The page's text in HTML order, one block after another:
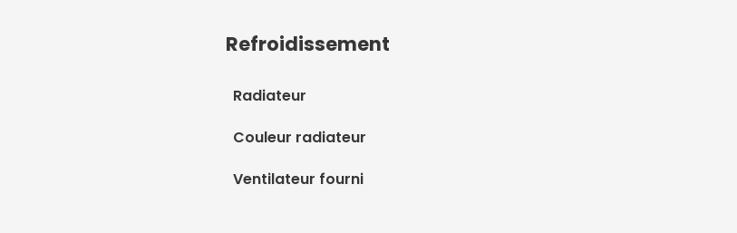
Refroidissement
Radiateur
Couleur radiateur
Ventilateur fourni